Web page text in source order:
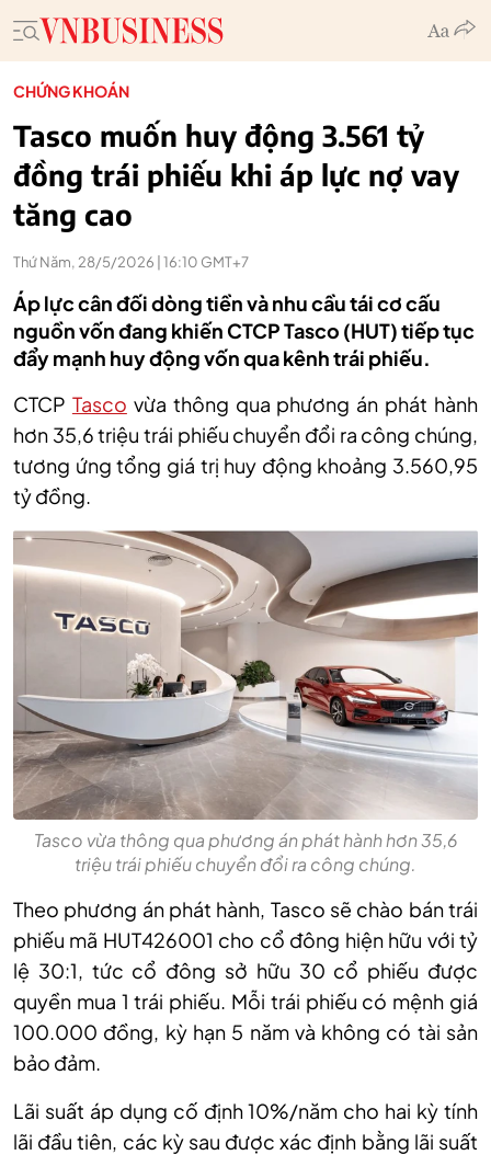
CHỨNG KHOÁN
Tasco muốn huy động 3.561 tỷ
đồng trái phiếu khi áp lực nợ vay
tăng cao
Thứ Năm, 28/5/2026 | 16:10 GMT+7
Áp lực cân đối dòng tiền và nhu cầu tái cơ cấu
nguồn vốn đang khiến CTCP Tasco (HUT) tiếp tục
đẩy mạnh huy động vốn qua kênh trái phiếu.
CTCP Tasco vừa thông qua phương án phát hành
hơn 35,6 triệu trái phiếu chuyển đổi ra công chúng,
tương ứng tổng giá trị huy động khoảng 3.560,95
tỷ đồng.
Tasco vừa thông qua phương án phát hành hơn 35,6
triệu trái phiếu chuyển đổi ra công chúng.
Theo phương án phát hành, Tasco sẽ chào bán trái
phiếu mã HUT426001 cho cổ đông hiện hữu với tỷ
lệ 30:1, tức cổ đông sở hữu 30 cổ phiếu được
quyền mua 1 trái phiếu. Mỗi trái phiếu có mệnh giá
100.000 đồng, kỳ hạn 5 năm và không có tài sản
bảo đảm.
Lãi suất áp dụng cố định 10%/năm cho hai kỳ tính
lãi đầu tiên, các kỳ sau được xác định bằng lãi suất